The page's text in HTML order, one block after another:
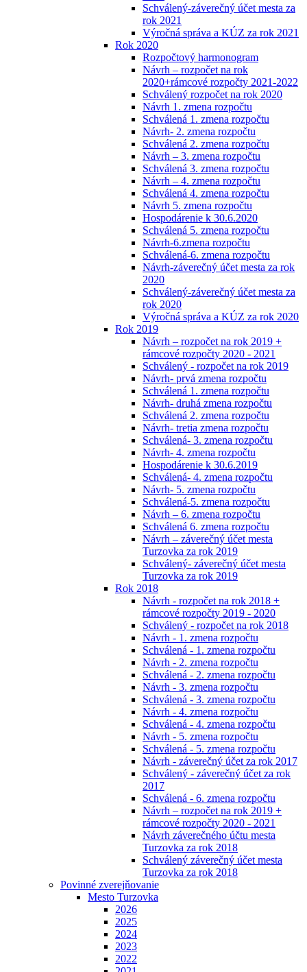
Schválený-záverečný účet mesta za
rok 2021
Výročná správa a KÚZ za rok 2021
Rok 2020
Rozpočtový harmonogram
Návrh – rozpočet na rok
2020+rámcové rozpočty 2021-2022
Schválený rozpočet na rok 2020
Návrh 1. zmena rozpočtu
Schválená 1. zmena rozpočtu
Návrh- 2. zmena rozpočtu
Schválená 2. zmena rozpočtu
Návrh – 3. zmena rozpočtu
Schválená 3. zmena rozpočtu
Návrh – 4. zmena rozpočtu
Schválená 4. zmena rozpočtu
Návrh 5. zmena rozpočtu
Hospodárenie k 30.6.2020
Schválená 5. zmena rozpočtu
Návrh-6.zmena rozpočtu
Schválená-6. zmena rozpočtu
Návrh-záverečný účet mesta za rok
2020
Schválený-záverečný účet mesta za
rok 2020
Výročná správa a KÚZ za rok 2020
Rok 2019
Návrh – rozpočet na rok 2019 +
rámcové rozpočty 2020 - 2021
Schválený - rozpočet na rok 2019
Návrh- prvá zmena rozpočtu
Schválená 1. zmena rozpočtu
Návrh- druhá zmena rozpočtu
Schválená 2. zmena rozpočtu
Návrh- tretia zmena rozpočtu
Schválená- 3. zmena rozpočtu
Návrh- 4. zmena rozpočtu
Hospodárenie k 30.6.2019
Schválená- 4. zmena rozpočtu
Návrh- 5. zmena rozpočtu
Schválená-5. zmena rozpočtu
Návrh – 6. zmena rozpočtu
Schválená 6. zmena rozpočtu
Návrh – záverečný účet mesta
Turzovka za rok 2019
Schválený- záverečný účet mesta
Turzovka za rok 2019
Rok 2018
Návrh - rozpočet na rok 2018 +
rámcové rozpočty 2019 - 2020
Schválený - rozpočet na rok 2018
Návrh - 1. zmena rozpočtu
Schválená - 1. zmena rozpočtu
Návrh - 2. zmena rozpočtu
Schválená - 2. zmena rozpočtu
Návrh - 3. zmena rozpočtu
Schválená - 3. zmena rozpočtu
Návrh - 4. zmena rozpočtu
Schválená - 4. zmena rozpočtu
Návrh - 5. zmena rozpočtu
Schválená - 5. zmena rozpočtu
Návrh - záverečný účet za rok 2017
Schválený - záverečný účet za rok
2017
Schválená - 6. zmena rozpočtu
Návrh – rozpočet na rok 2019 +
rámcové rozpočty 2020 - 2021
Návrh záverečného účtu mesta
Turzovka za rok 2018
Schválený záverečný účet mesta
Turzovka za rok 2018
Povinné zverejňovanie
Mesto Turzovka
2026
2025
2024
2023
2022